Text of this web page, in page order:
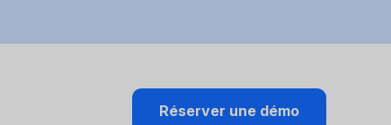
Réserver une démo